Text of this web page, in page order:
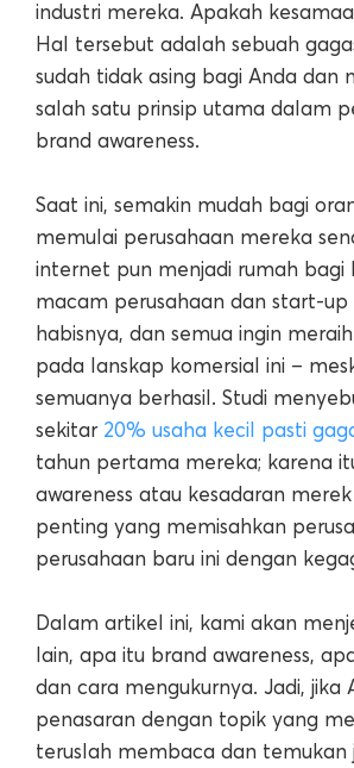
industri mereka. Apakah
Hal tersebut adalah sebuah
sudah tidak asing bagi Anda dan
salah satu prinsip utama dalam
brand awareness.
Saat ini, semakin mudah bagi
memulai perusahaan mereka
internet pun menjadi rumah bagi
macam perusahaan dan start-
habisnya, dan semua ingin
pada lanskap komersial ini –
semuanya berhasil. Studi
sekitar 20% usaha kecil pasti
tahun pertama mereka; karena
awareness atau kesadaran
penting yang memisahkan
perusahaan baru ini dengan
Dalam artikel ini, kami akan
lain, apa itu brand awareness,
dan cara mengukurnya. Jadi, jika
penasaran dengan topik yang
teruslah membaca dan temukan